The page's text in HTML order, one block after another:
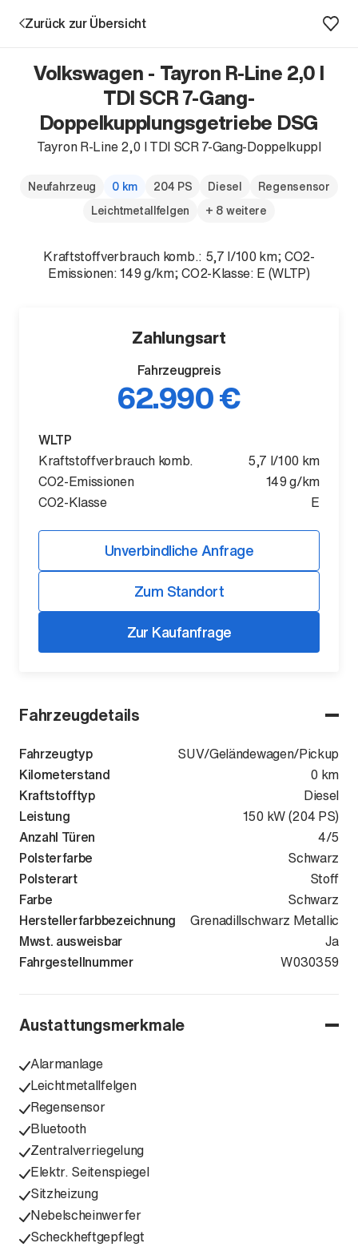
Aktion
Unternehmen
Der ID. Polo Day
Am 5. September
Zurück zur Übersicht
Fahrzeugdetails
Fahrzeugtyp
SUV/Geländewagen/Pickup
Kilometerstand
0 km
Kraftstofftyp
Diesel
Leistung
150 kW (204 PS)
Anzahl Türen
4/5
Polsterfarbe
Schwarz
Polsterart
Stoff
Farbe
Schwarz
Herstellerfarbbezeichnung
Grenadillschwarz Metallic
Mwst. ausweisbar
Ja
Fahrgestellnummer
WVGZZZR40TW030359
Austattungsmerkmale
Alarmanlage
Leichtmetallfelgen
Regensensor
Bluetooth
Zentralverriegelung
Elektr. Seitenspiegel
Sitzheizung
Nebelscheinwerfer
Scheckheftgepflegt
Volkswagen - Tayron R-Line 2,0 l
TDI SCR 7-Gang-
Doppelkupplungsgetriebe DSG
Tayron R-Line 2,0 l TDI SCR 7-Gang-Doppelkuppl
Neufahrzeug 0 km 204 PS Diesel
Regensensor
Leichtmetallfelgen
+ 8 weitere
Kraftstoffverbrauch komb.: 5,7 l/100 km; CO2-
Emissionen: 149 g/km; CO2-Klasse: E (WLTP)
Zahlungsart
Fahrzeugpreis
62.990 €
WLTP
Kraftstoffverbrauch komb.
5,7 l/100 km
CO2-Emissionen
149 g/km
CO2-Klasse
E
Unverbindliche Anfrage
Zum Standort
Zur Kaufanfrage